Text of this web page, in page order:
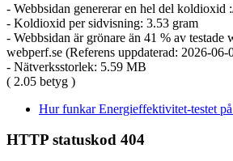
- Webbsidan genererar en hel del koldioxid
- Koldioxid per sidvisning: 3.53 gram
- Webbsidan är grönare än 41 % av testade
webperf.se (Referens uppdaterad: 2026-06-
- Nätverksstorlek: 5.59 MB
( 2.05 betyg )
Hur funkar Energieffektivitet-testet
HTTP statuskod 404